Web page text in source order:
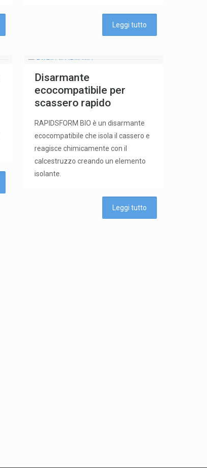
Leggi tutto
Disarmante
ecocompatibile per
scassero rapido
RAPIDSFORM BIO è un disarmante
ecocompatibile che isola il cassero e
reagisce chimicamente con il
calcestruzzo creando un elemento
isolante.
Leggi tutto